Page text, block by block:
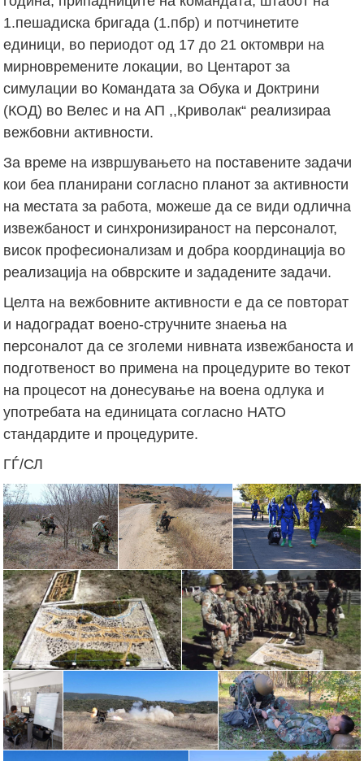
1.пешадиска бригада (1.пбр) и потчинетите
единици, во периодот од 17 до 21 октомври на
мирновремените локации, во Центарот за
симулации во Командата за Обука и Доктрини
(КОД) во Велес и на АП ,,Криволак“ реализираа
вежбовни активности.
За време на извршувањето на поставените задачи
кои беа планирани согласно планот за активности
на местата за работа, можеше да се види одлична
извежбаност и синхронизираност на персоналот,
висок професионализам и добра координација во
реализација на обврските и зададените задачи.
Целта на вежбовните активности е да се повторат
и надоградат воено-стручните знаења на
персоналот да се зголеми нивната извежбаноста и
подготвеност во примена на процедурите во текот
на процесот на донесување на воена одлука и
употребата на единицата согласно НАТО
стандардите и процедурите.
ГЃ/СЛ